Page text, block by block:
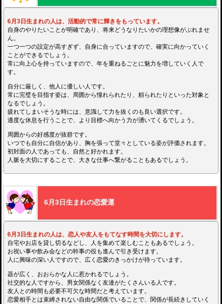
6月3日生まれの人は、活動的で常に輝きをもっています。
自身のやりたいことが明確であり、将来どうなりたいかの理想像がぶれませ
ん。
一つ一つの設定が高すぎず、自身に合っていますので、確実に向かっていく
ことができるでしょう。
常に向上心を持っていますので、年を重ねるごとに魅力を増していく人で
す。
自分に厳しく、他人に優しい人です。
常に完璧を目指す姿は、周囲から憧れられたり、頼られたりといった対象と
なるでしょう。
疲れてしまいそうな時には、意識して力を抜くのも良い選択です。
適度な休息を行うことで、より目標へ向かう力が湧いてくるでしょう。
周囲からの好感度が抜群です。
いつでも自分に自信があり、胸を張って堂々としている姿が評価されます。
初対面の人であっても、自然と好かれます。
人脈を大切にすることで、大きな仕事へ繋がることもあるでしょう。
6月3日生まれの恋愛運
6月3日生まれの人は、恋人や友人をもてなす時間を大切にします。
自宅やお店を貸し切るなどし、人を集めて楽しむこともあるでしょう。
お祝い事や飲み会などの幹事の役も進んで引き受けます。
人に興味の深い人ですので、広く恋愛のきっかけが待っています。
器が広く、おおらかな人に惹かれるでしょう。
社交的な人ですから、男女関係なく友達がたくさんいる人です。
友人との時間も必要不可欠な時間だと考えています。
恋愛相手とは束縛されない自由な関係でいることで、関係が長続きしていく